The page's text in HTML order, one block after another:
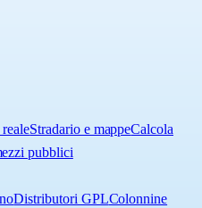
Stradario e mappeCalcola
pubblici
Distributori GPLColonnine